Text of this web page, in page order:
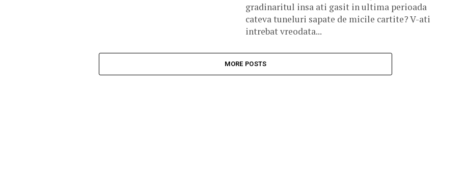
gradinaritul insa ati gasit in ultima perioada
cateva tuneluri sapate de micile cartite? V-ati
intrebat vreodata...
MORE POSTS